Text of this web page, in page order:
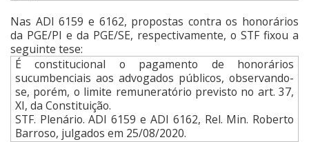
Nas ADI 6159 e 6162, propostas contra os honorários
da PGE/PI e da PGE/SE, respectivamente, o STF fixou a
seguinte tese:
É constitucional o pagamento de honorários
sucumbenciais aos advogados públicos, observando-
se, porém, o limite remuneratório previsto no art. 37,
XI, da Constituição.
STF. Plenário. ADI 6159 e ADI 6162, Rel. Min. Roberto
Barroso, julgados em 25/08/2020.